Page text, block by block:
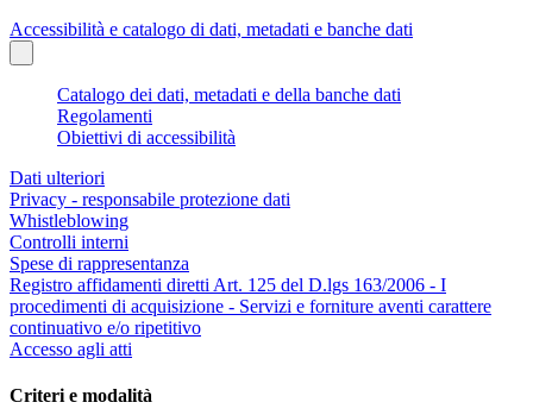
Accessibilità e catalogo di dati, metadati e banche dati
Catalogo dei dati, metadati e della banche dati
Regolamenti
Obiettivi di accessibilità
Dati ulteriori
Privacy - responsabile protezione dati
Whistleblowing
Controlli interni
Spese di rappresentanza
Registro affidamenti diretti Art. 125 del D.lgs 163/2006 - I
procedimenti di acquisizione - Servizi e forniture aventi carattere
continuativo e/o ripetitivo
Accesso agli atti
Criteri e modalità